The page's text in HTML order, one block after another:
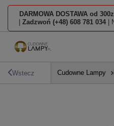
DARMOWA DOSTAWA od
Zadzwoń (+48) 608 781 034 |
Wstecz Cudowne Lampy